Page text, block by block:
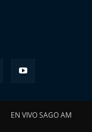
EN VIVO SAGO AM